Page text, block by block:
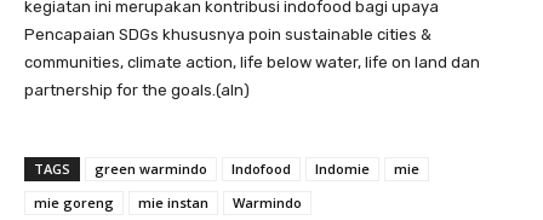
kegiatan ini merupakan kontribusi indofood bagi upaya
Pencapaian SDGs khususnya poin sustainable cities &
communities, climate action, life below water, life on land dan
partnership for the goals.(aln)
TAGS green warmindo Indofood Indomie
mie
mie goreng
mie instan Warmindo